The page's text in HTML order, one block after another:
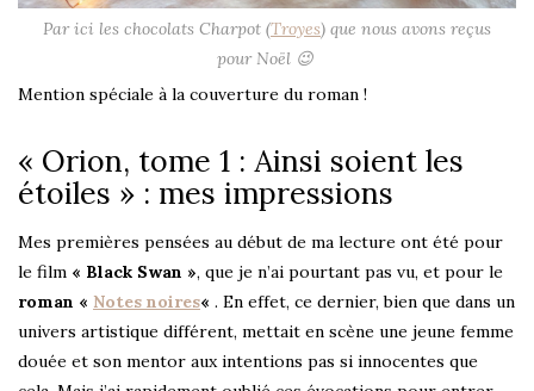
Par ici les chocolats Charpot (Troyes) que nous avons reçus
pour Noël 😉
Mention spéciale à la couverture du roman !
« Orion, tome 1 : Ainsi soient les
étoiles » : mes impressions
Mes premières pensées au début de ma lecture ont été pour
le film « Black Swan », que je n’ai pourtant pas vu, et pour le
roman « Notes noires« . En effet, ce dernier, bien que dans un
univers artistique différent, mettait en scène une jeune femme
douée et son mentor aux intentions pas si innocentes que